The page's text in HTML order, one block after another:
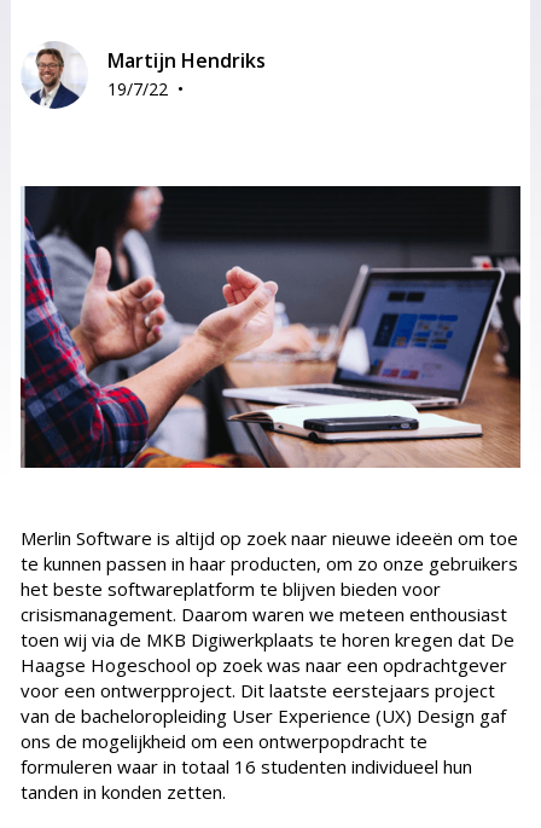
Martijn Hendriks
19/7/22 •
Merlin Software is altijd op zoek naar nieuwe ideeën om toe
te kunnen passen in haar producten, om zo onze gebruikers
het beste softwareplatform te blijven bieden voor
crisismanagement. Daarom waren we meteen enthousiast
toen wij via de MKB Digiwerkplaats te horen kregen dat De
Haagse Hogeschool op zoek was naar een opdrachtgever
voor een ontwerpproject. Dit laatste eerstejaars project
van de bacheloropleiding User Experience (UX) Design gaf
ons de mogelijkheid om een ontwerpopdracht te
formuleren waar in totaal 16 studenten individueel hun
tanden in konden zetten.